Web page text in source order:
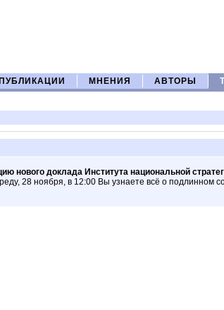
ПУБЛИКАЦИИ МНЕНИЯ АВТОРЫ
нового доклада Института национальной
28 ноября, в 12:00 Вы узнаете всё о подлинном